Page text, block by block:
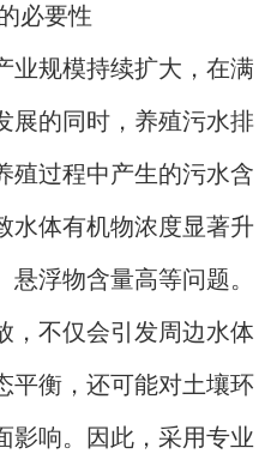
必要性
业规模持续扩大，在满
展的同时，养殖污水排
殖过程中产生的污水含
水体有机物浓度显著升
浮物含量高等问题。
，不仅会引发周边水体
平衡，还可能对土壤环
影响。因此，采用专业